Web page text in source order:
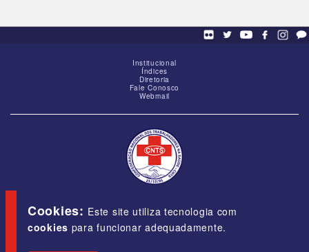
Cookies: Este site utiliza tecnologia com
cookies para funcionar adequadamente.
Institucional
Índices
Diretoria
Fale Conosco
Webmail
Brasília-DF, CEP 70309-900
E-mail:cnts@cnts.org.br